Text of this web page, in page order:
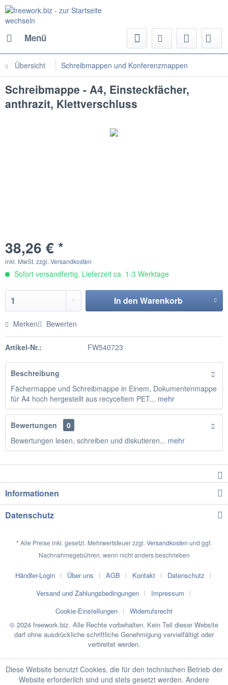
Menü
Übersicht Schreibmappen und Konferenzmappen
Schreibmappe - A4, Einsteckfächer,
anthrazit, Klettverschluss
38,26 € *
inkl. MwSt. zzgl. Versandkosten
Sofort versandfertig, Lieferzeit ca. 1-3 Werktage
In den Warenkorb
Merken Bewerten
Artikel-Nr.: FW540723
Beschreibung
Fächermappe und Schreibmappe in Einem, Dokumentenmappe
für A4 hoch hergestellt aus recyceltem PET... mehr
Bewertungen
0
Bewertungen lesen, schreiben und diskutieren... mehr
Informationen
Datenschutz
* Alle Preise inkl. gesetzl. Mehrwertsteuer zzgl. Versandkosten und ggf.
Nachnahmegebühren, wenn nicht anders beschrieben
Händler-Login Über uns AGB Kontakt
Datenschutz
Versand und Zahlungsbedingungen
Impressum
Cookie-Einstellungen
Widerrufsrecht
© 2024 freework.biz. Alle Rechte vorbehalten. Kein Teil dieser Website
darf ohne ausdrückliche schriftliche Genehmigung vervielfältigt oder
verbreitet werden.
Diese Website benutzt Cookies, die für den technischen Betrieb der
Website erforderlich sind und stets gesetzt werden. Andere